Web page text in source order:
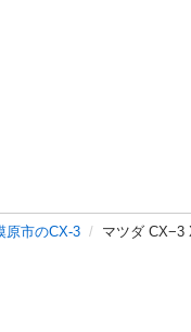
原市のCX-3 マツダ CX−3